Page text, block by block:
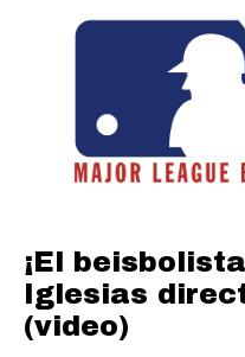
¡El
Iglesias
(video)